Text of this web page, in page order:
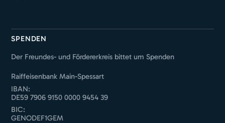
SPENDEN
Der Freundes- und Fördererkreis bittet um Spenden
Raiffeisenbank Main-Spessart
IBAN:
DE59 7906 9150 0000 9454 39
BIC:
GENODEF1GEM